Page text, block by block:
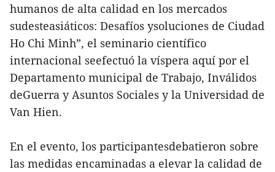
humanos de alta calidad en los mercados
sudesteasiáticos: Desafíos ysoluciones de Ciudad
Ho Chi Minh”, el seminario científico
internacional seefectuó la víspera aquí por el
Departamento municipal de Trabajo, Inválidos
deGuerra y Asuntos Sociales y la Universidad de
Van Hien.
En el evento, los participantesdebatieron sobre
las medidas encaminadas a elevar la calidad de